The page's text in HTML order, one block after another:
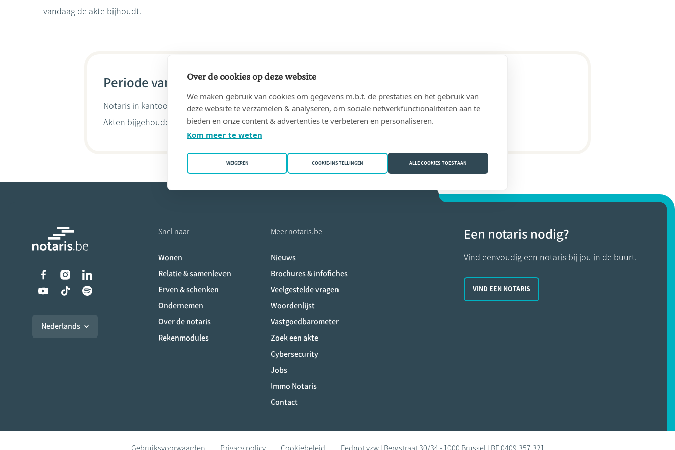
vandaag de akte bijhoudt.
Periode van 11/04/1937 tot 30/09/1970
Notaris in kantoor FOURNEAU, Valentin(6040 Charleroi (Jumet))
Akten bijgehouden doorDominique Rombeau
Liens vers les réseaux sociaux
Nederlands
Snel naar
Wonen
Relatie & samenleven
Erven & schenken
Ondernemen
Over de notaris
Rekenmodules
Meer notaris.be
Nieuws
Brochures & infofiches
Veelgestelde vragen
Woordenlijst
Vastgoedbarometer
Zoek een akte
Cybersecurity
Jobs
Immo Notaris
Contact
Een notaris nodig?
Vind eenvoudig een notaris bij jou in de buurt.
VIND EEN NOTARIS
Over de cookies op deze website
We maken gebruik van cookies om gegevens m.b.t. de prestaties en het gebruik van
deze website te verzamelen & analyseren, om sociale netwerkfunctionaliteiten aan te
bieden en onze content & advertenties te verbeteren en personaliseren.
Kom meer te weten
WEIGEREN COOKIE-INSTELLINGEN ALLE COOKIES TOESTAAN